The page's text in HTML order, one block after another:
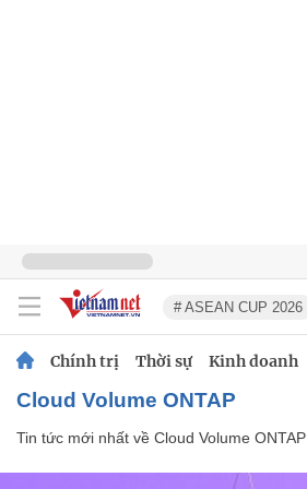
# ASEAN CUP 2026
Chính trị Thời sự Kinh doanh
Cloud Volume ONTAP
Tin tức mới nhất về Cloud Volume ONTAP